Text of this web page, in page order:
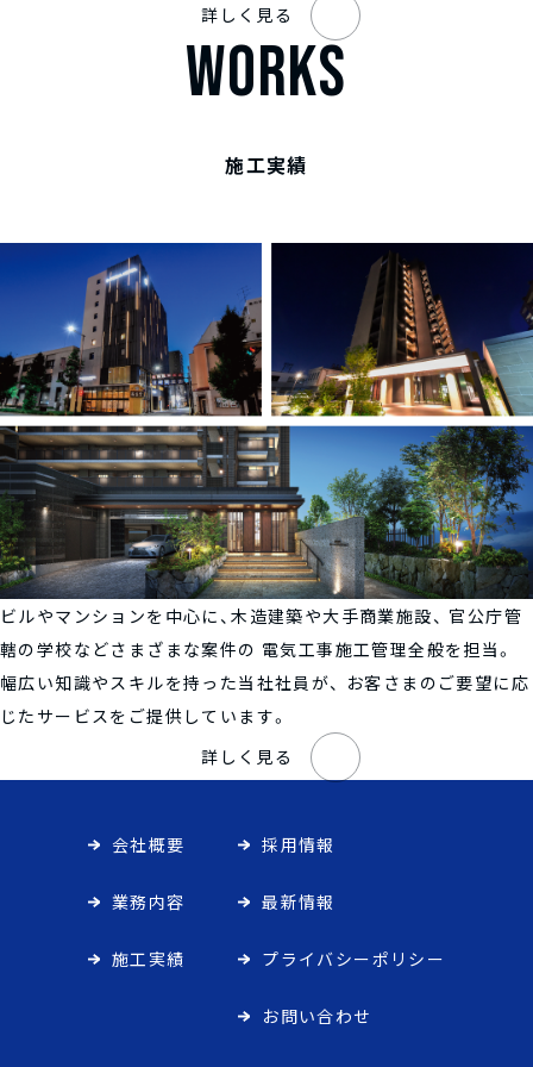
詳しく見る
WORKS
施工実績
ビルやマンションを中心に、木造建築や大手商業施設、 官公庁管
轄の学校などさまざまな案件の 電気工事施工管理全般を担当。
幅広い知識やスキルを持った当社社員が、 お客さまのご要望に応
じたサービスをご提供しています。
詳しく見る
会社概要
業務内容
施工実績
採用情報
最新情報
プライバシーポリシー
お問い合わせ